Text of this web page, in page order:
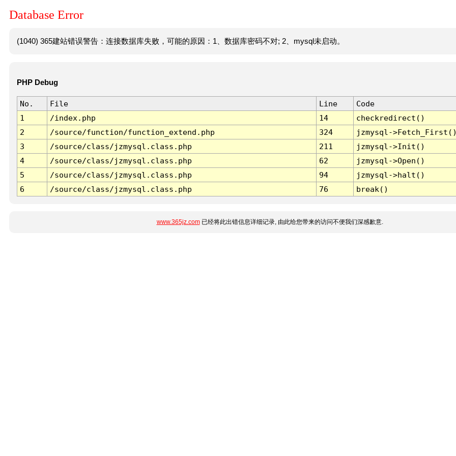
Database Error
(1040) 365建站错误警告：连接数据库失败，可能的原因：1、数据库密码不对; 2、mysql未启动。
PHP Debug
No. File Line
Code
1
/index.php 14
checkredirect()
2
/source/function/function_extend.php 324
jzmysql-
3
/source/class/jzmysql.class.php 211
jzmysql->Init()
4
/source/class/jzmysql.class.php 62
jzmysql->Open()
5
/source/class/jzmysql.class.php 94
jzmysql->halt()
6
/source/class/jzmysql.class.php 76 break()
www.365jz.com已经将此出错信息详细记录, 由此给您带来的访问不便我们深感歉意.